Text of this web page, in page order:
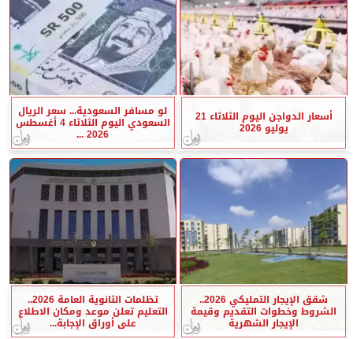
أسعار الدواجن اليوم الثلاثاء 21
يوليو 2026
لو مسافر السعودية... سعر الريال
السعودي اليوم الثلاثاء 4 أغسطس
2026 ...
شقق الإيجار التمليكي 2026..
الشروط وخطوات التقديم وقيمة
الإيجار الشهرية
تظلمات الثانوية العامة 2026..
التعليم تعلن موعد ومكان الاطلاع
على أوراق الإجابة...